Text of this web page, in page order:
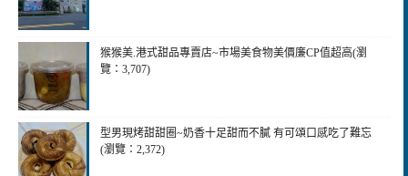
猴猴美.港式甜品專賣店~市場美食物美價廉CP值超高(瀏
覽：3,707)
型男現烤甜甜圈~奶香十足甜而不膩 有可頌口感吃了難忘
(瀏覽：2,372)